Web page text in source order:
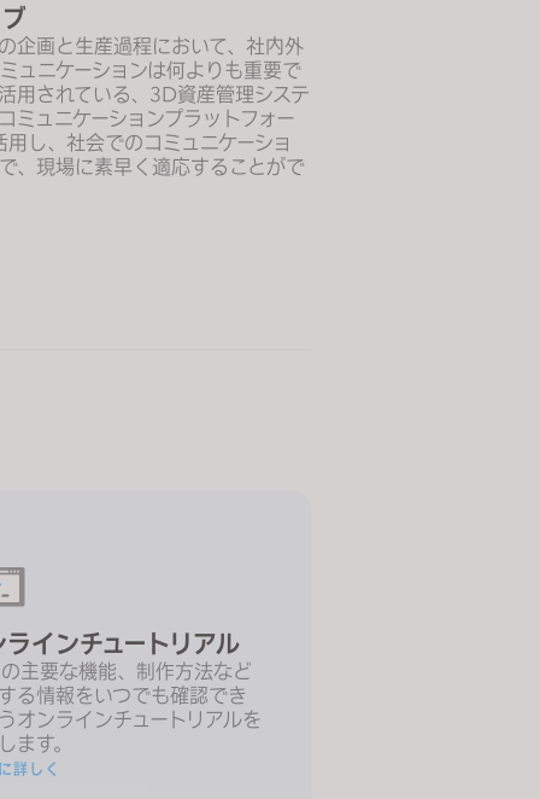
企画と生産過程において、社内外
ュニケーションは何よりも重要で
用されている、3D資産管理システ
ミュニケーションプラットフォー
用し、社会でのコミュニケーショ
、現場に素早く適応することがで
インチュートリアル
主要な機能、制作方法など
る情報をいつでも確認でき
オンラインチュートリアルを
ます。
詳しく